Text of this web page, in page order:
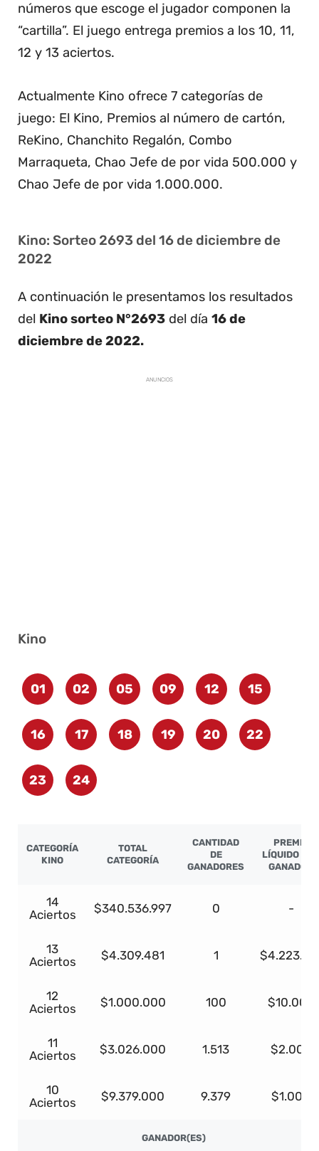
números que escoge el jugador componen la
“cartilla”. El juego entrega premios a los 10, 11,
12 y 13 aciertos.
Actualmente Kino ofrece 7 categorías de
juego: El Kino, Premios al número de cartón,
ReKino, Chanchito Regalón, Combo
Marraqueta, Chao Jefe de por vida 500.000 y
Chao Jefe de por vida 1.000.000.
Kino: Sorteo 2693 del 16 de diciembre de
2022
A continuación le presentamos los resultados
del Kino sorteo N°2693 del día 16 de
diciembre de 2022.
ANUNCIOS
Kino
01 02 05 09 12 15
16 17 18 19 20 22
23 24
CATEGORÍA
KINO
TOTAL
CATEGORÍA
CANTIDAD
DE
GANADORES
PREMIO
LÍQUIDO
GANADOR
14
Aciertos
$340.536.997 0 -
13
Aciertos
$4.309.481 1
12
Aciertos
$1.000.000 100 $10.000
11
Aciertos
$3.026.000 1.513 $2.000
10
Aciertos
$9.379.000 9.379 $1.000
GANADOR(ES)